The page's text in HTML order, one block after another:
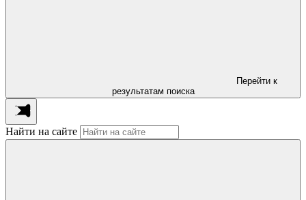
Перейти к
результатам поиска
Найти на сайте